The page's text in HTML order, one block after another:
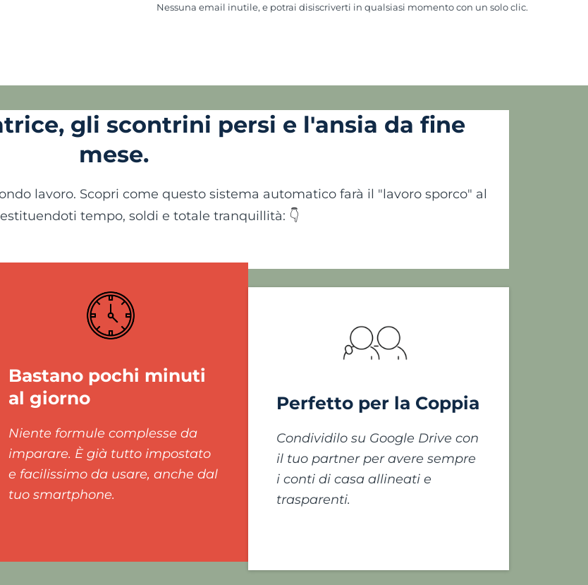
Nessuna email inutile, e potrai disiscriverti in qualsiasi momento con un solo clic.
gli scontrini persi e l'ansia da fine
mese.
lavoro. Scopri come questo sistema automatico farà il "lavoro sporco" al
tempo, soldi e totale tranquillità: 👇
Bastano pochi minuti
al giorno
Niente formule complesse da
imparare. È già tutto impostato
e facilissimo da usare, anche dal
tuo smartphone.
Perfetto per la Coppia
Condividilo su Google Drive con
il tuo partner per avere sempre
i conti di casa allineati e
trasparenti.